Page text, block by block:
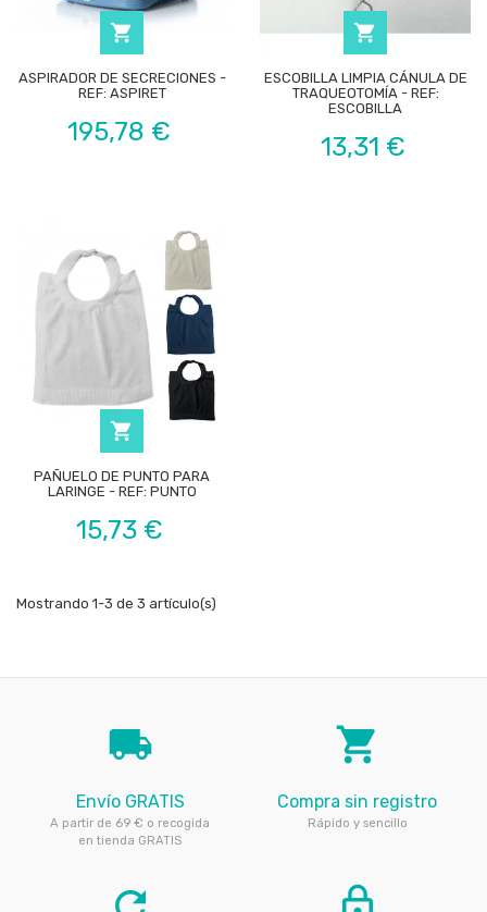

ASPIRADOR DE SECRECIONES -
REF: ASPIRET
Precio
195,78 €

ESCOBILLA LIMPIA CÁNULA DE
TRAQUEOTOMÍA - REF:
ESCOBILLA
Precio
13,31 €

PAÑUELO DE PUNTO PARA
LARINGE - REF: PUNTO
Precio
15,73 €
Mostrando 1-3 de 3 artículo(s)
local_shipping
Envío GRATIS
A partir de 69 € o recogida
en tienda GRATIS
local_grocery_store
Compra sin registro
Rápido y sencillo